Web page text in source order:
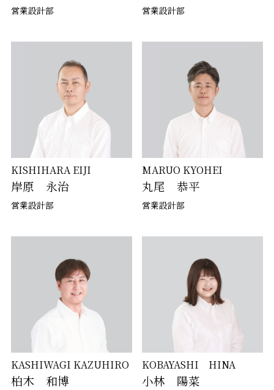
営業設計部 営業設計部
KISHIHARA EIJI
岸原 永治
営業設計部
MARUO KYOHEI
丸尾 恭平
営業設計部
KASHIWAGI KAZUHIRO
柏木 和博
KOBAYASHI HINA
小林 陽菜